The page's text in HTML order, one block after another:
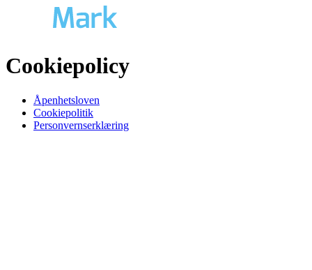
Cookiepolicy
Åpenhetsloven
Cookiepolitik
Personvernserklæring